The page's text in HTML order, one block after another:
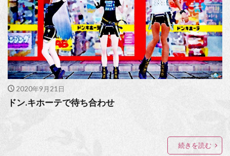
2020年9月21日
ドン.キホーテで待ち合わせ
続きを読む